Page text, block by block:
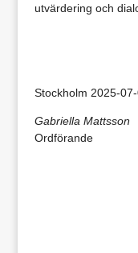
utvärdering och
Stockholm 2025-07-
Gabriella Mattsson
Ordförande